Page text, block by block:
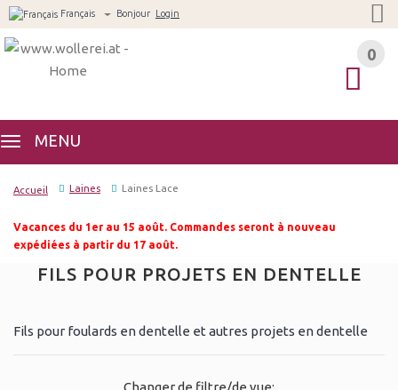
Français Bonjour Login
0
MENU
0
Accueil Laines Laines Lace
Vacances du 1er au 15 août. Commandes seront à nouveau
expédiées à partir du 17 août.
FILS POUR PROJETS EN DENTELLE
Fils pour foulards en dentelle et autres projets en dentelle
Changer de filtre/de vue: